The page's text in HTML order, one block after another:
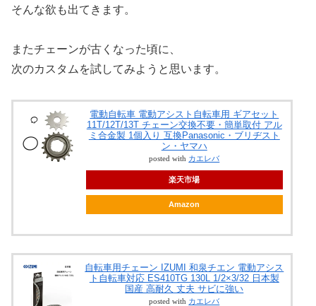
そんな欲も出てきます。
またチェーンが古くなった頃に、
次のカスタムを試してみようと思います。
電動自転車 電動アシスト自転車用 ギアセット
11T/12T/13T チェーン交換不要・簡単取付 アル
ミ合金製 1個入り 互換Panasonic・ブリヂスト
ン・ヤマハ
posted with カエレバ
楽天市場
Amazon
自転車用チェーン IZUMI 和泉チエン 電動アシス
ト自転車対応 ES410TG 130L 1/2×3/32 日本製
国産 高耐久 丈夫 サビに強い
posted with カエレバ